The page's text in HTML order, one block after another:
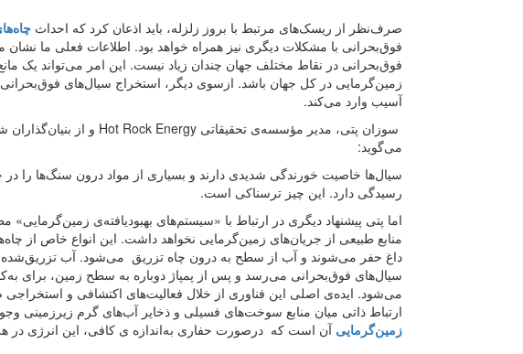
صرف‌‌نظر از ریسک‌‌های مرتبط با بروز زلزله، باید اذعان کرد که احداث
فوق‌‌بحرانی با مشکلات دیگری نیز همراه خواهد بود. اطلاعات فعلی ما نشان
فوق‌‌بحرانی در نقاط مختلف جهان چندان زیاد نیست. این امر می‌‌تواند یک
زمین‌‌گرمایی در کل جهان باشد. ازسوی دیگر، استخراج سیال‌‌های فوق‌‌بحرانی
آسیب وارد می‌‌کند.
می‌‌گوید:
سیال‌‌ها خاصیت خورندگی شدیدی دارند و بسیاری از مواد درون سنگ‌‌ها را
رسیدگی دارد. این چیز ترسناکی است.
اما پتی پیشنهاد دیگری در ارتباط با «سیستم‌‌های بهبودیافته‌‌ی
منابع طبیعی از جریان‌‌های زمین‌‌گرمایی نخواهد داشت. این انواع خاص از
داغ حفر می‌شوند و آب از سطح به درون چاه تزریق می‌‌شود. آب تزریق‌شده
سیال‌‌های فوق‌‌بحرانی می‌‌رسد و پس از پمپاژ دوباره به سطح زمین، برای
می‌‌شود. ایده‌‌ی اصلی این فناوری از خلال فعالیت‌‌های اکتشافی و استخراجی
ارتباط ذاتی میان منابع سوخت‌‌های فسیلی و ذخایر آب‌‌های گرم زیرزمینی
زمین‌گرمایی آن است که درصورت حفاری به‌اندازه ی کافی، این انرژی در